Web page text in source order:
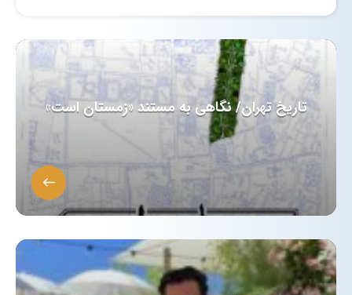
تاریخ تهران/ نگاهی به مستند «زمستان است»